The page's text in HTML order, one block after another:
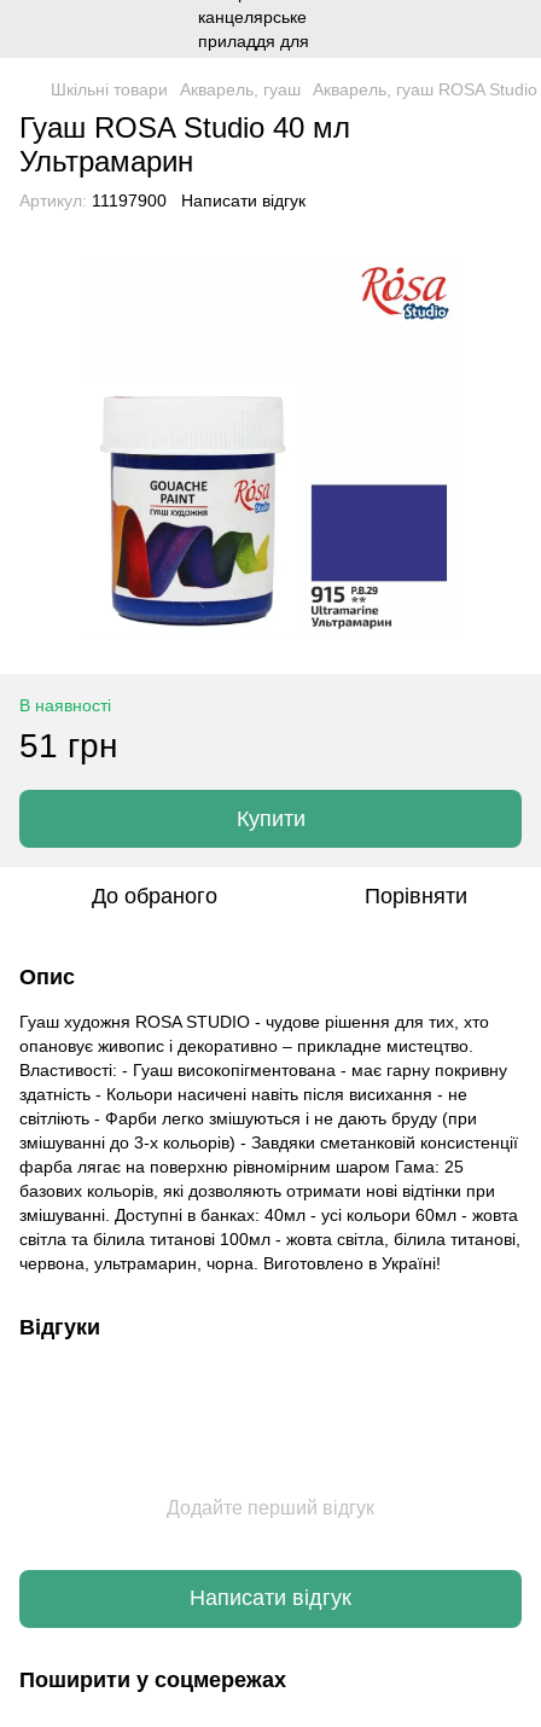
Шкільні товари Акварель, гуаш Акварель, гуаш ROSA Studio
Гуаш ROSA Studio 40 мл
Ультрамарин
Артикул: 11197900 Написати відгук
В наявності
51 грн
Купити
До обраного Порівняти
Опис
Гуаш художня ROSA STUDIO - чудове рішення для тих, хто
опановує живопис і декоративно – прикладне мистецтво.
Властивості: - Гуаш високопігментована - має гарну покривну
здатність - Кольори насичені навіть після висихання - не
світліють - Фарби легко змішуються і не дають бруду (при
змішуванні до 3-х кольорів) - Завдяки сметанковій консистенції
фарба лягає на поверхню рівномірним шаром Гама: 25
базових кольорів, які дозволяють отримати нові відтінки при
змішуванні. Доступні в банках: 40мл - усі кольори 60мл - жовта
світла та білила титанові 100мл - жовта світла, білила титанові,
червона, ультрамарин, чорна. Виготовлено в Україні!
Відгуки
Додайте перший відгук
Написати відгук
Поширити у соцмережах